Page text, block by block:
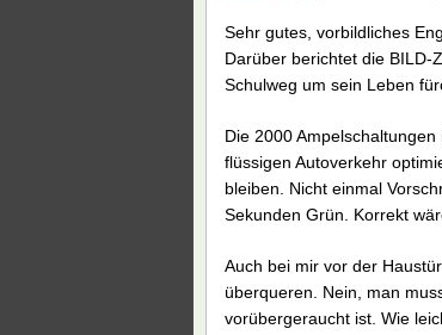
Sehr gutes, vorbildliches
Darüber berichtet die BILD-
Schulweg um sein Leben
Die 2000
flüssigen Autoverkehr
bleiben. Nicht einmal
Sekunden Grün. Korrekt
Auch bei mir vor der
überqueren. Nein, man
vorübergeraucht ist. Wie